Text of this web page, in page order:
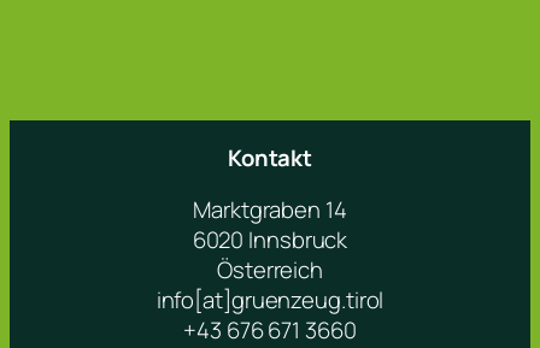
Kontakt
Marktgraben 14
6020 Innsbruck
Österreich
info[at]gruenzeug.tirol
+43 676 671 3660